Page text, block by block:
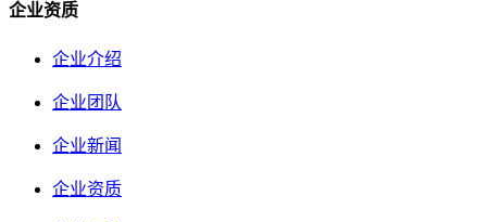
企业资质
企业介绍
企业团队
企业新闻
企业资质